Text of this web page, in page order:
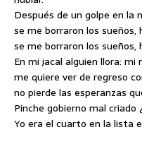
Después de un golpe en la
se me borraron los
se me borraron los sueños,
En mi jacal alguien llora:
me quiere ver de regreso
no pierde las esperanzas
Pinche gobierno mal criado
Yo era el cuarto en la lista